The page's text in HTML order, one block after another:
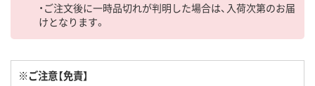
・ご注文後に一時品切れが判明した場合は、入荷次第のお届
けとなります。
※ご注意【免責】